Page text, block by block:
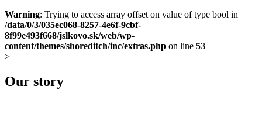
Warning: Trying to access array offset on value of type bool in
/data/0/3/035ec068-8257-4e6f-9cbf-
8f99e493f668/jslkovo.sk/web/wp-
content/themes/shoreditch/inc/extras.php on line 53
>
Our story